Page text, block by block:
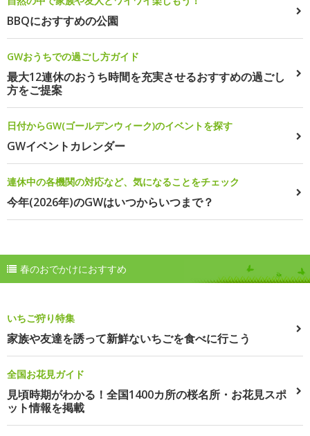
BBQにおすすめの公園
GWおうちでの過ごし方ガイド
最大12連休のおうち時間を充実させるおすすめの過ごし
方をご提案
日付からGW(ゴールデンウィーク)のイベントを探す
GWイベントカレンダー
連休中の各機関の対応など、気になることをチェック
今年(2026年)のGWはいつからいつまで？
春のおでかけにおすすめ
いちご狩り特集
家族や友達を誘って新鮮ないちごを食べに行こう
全国お花見ガイド
見頃時期がわかる！全国1400カ所の桜名所・お花見スポ
ット情報を掲載